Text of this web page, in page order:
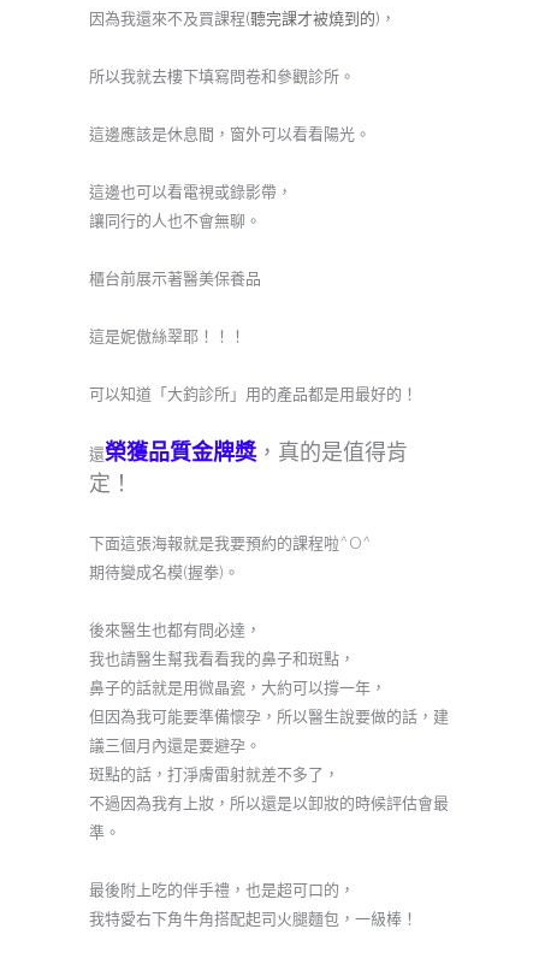
因為我還來不及買課程(聽完課才被燒到的) ，
所以我就去樓下填寫問卷和參觀診所。
這邊應該是休息間，窗外可以看看陽光。
這邊也可以看電視或錄影帶，
讓同行的人也不會無聊。
櫃台前展示著醫美保養品
這是妮傲絲翠耶！！！
可以知道「大鈞診所」用的產品都是用最好的！
還榮獲品質金牌獎 ，真的是值得肯
定！
下面這張海報就是我要預約的課程啦^O^
期待變成名模(握拳)。
後來醫生也都有問必達，
我也請醫生幫我看看我的鼻子和斑點，
鼻子的話就是用微晶瓷，大約可以撐一年，
但因為我可能要準備懷孕，所以醫生說要做的話，建
議三個月內還是要避孕。
斑點的話，打淨膚雷射就差不多了，
不過因為我有上妝，所以還是以卸妝的時候評估會最
準。
最後附上吃的伴手禮，也是超可口的，
我特愛右下角牛角搭配起司火腿麵包，一級棒！